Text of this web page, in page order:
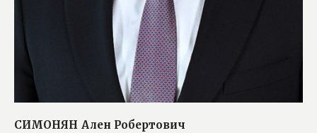
СИМОНЯН Ален Робертович